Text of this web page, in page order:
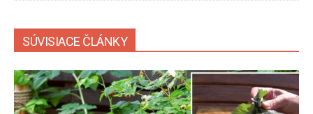
SÚVISIACE ČLÁNKY